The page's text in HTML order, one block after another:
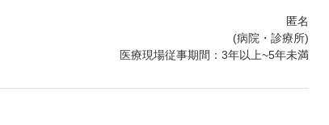
匿名
(病院・診療所)
医療現場従事期間：3年以上~5年未満